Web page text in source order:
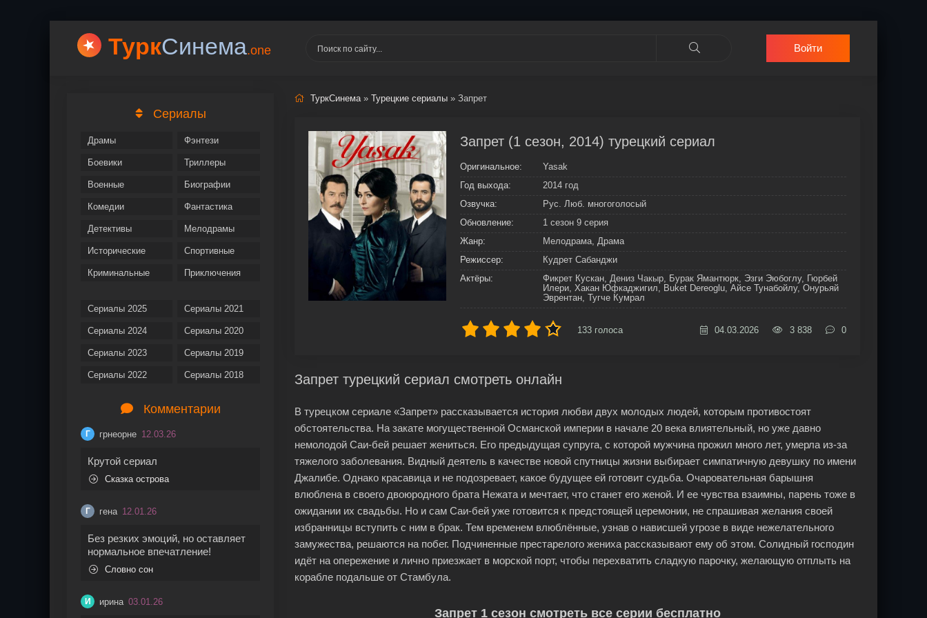
ТуркCинема.one Войти
Сериалы
Драмы
Боевики
Военные
Комедии
Детективы
Исторические
Криминальные
Фэнтези
Триллеры
Биографии
Фантастика
Мелодрамы
Спортивные
Приключения
Сериалы 2025
Сериалы 2024
Сериалы 2023
Сериалы 2022
Сериалы 2021
Сериалы 2020
Сериалы 2019
Сериалы 2018
Комментарии
Г грнеорне 12.03.26
Крутой сериал
Сказка острова
Г гена 12.01.26
Без резких эмоций, но оставляет
нормальное впечатление!
Словно сон
И ирина 03.01.26
ТуркСинема» Турецкие сериалы » Запрет
Запрет (1 сезон, 2014) турецкий сериал
Оригинальное:
Yasak
Год выхода:
2014 год
Озвучка:
Рус. Люб. многоголосый
Обновление:
1 сезон 9 серия
Жанр:
Мелодрама, Драма
Режиссер:
Кудрет Сабанджи
Актёры:
Фикрет Кускан, Дениз Чакыр, Бурак Ямантюрк, Эзги Эюбоглу, Гюрбей
Илери, Хакан Юфкаджигил, Buket Dereoglu, Айсе Тунабойлу, Онурьяй
Эврентан, Тугче Кумрал
133 голоса 04.03.2026 3 838 0
Запрет турецкий сериал смотреть онлайн
В турецком сериале «Запрет» рассказывается история любви двух молодых людей, которым противостоят
обстоятельства. На закате могущественной Османской империи в начале 20 века влиятельный, но уже давно
немолодой Саи-бей решает жениться. Его предыдущая супруга, с которой мужчина прожил много лет, умерла из-за
тяжелого заболевания. Видный деятель в качестве новой спутницы жизни выбирает симпатичную девушку по имени
Джалибе. Однако красавица и не подозревает, какое будущее ей готовит судьба. Очаровательная барышня
влюблена в своего двоюродного брата Нежата и мечтает, что станет его женой. И ее чувства взаимны, парень тоже в
ожидании их свадьбы. Но и сам Саи-бей уже готовится к предстоящей церемонии, не спрашивая желания своей
избранницы вступить с ним в брак. Тем временем влюблённые, узнав о нависшей угрозе в виде нежелательного
замужества, решаются на побег. Подчиненные престарелого жениха рассказывают ему об этом. Солидный господин
идёт на опережение и лично приезжает в морской порт, чтобы перехватить сладкую парочку, желающую отплыть на
корабле подальше от Стамбула.
Запрет 1 сезон смотреть все серии бесплатно